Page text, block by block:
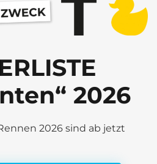
2026
2026 sind ab jetzt